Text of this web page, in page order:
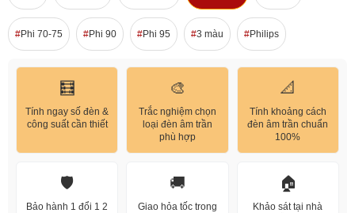
Phi 70-75 Phi 90 Phi 95 3 màu Philips
🧮
Tính ngay số đèn &
công suất cần thiết
🎨
Trắc nghiệm chọn
loại đèn âm trần
phù hợp
📐
Tính khoảng cách
đèn âm trần chuẩn
100%
🛡️
Bảo hành 1 đổi 1 2
🚚
Giao hỏa tốc trong
🏠
Khảo sát tại nhà